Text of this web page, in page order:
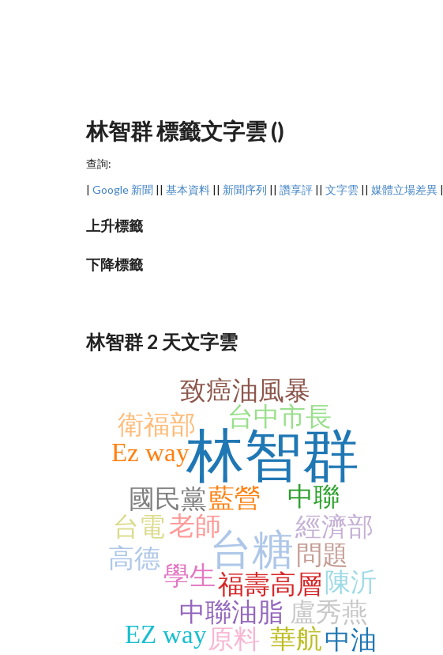
林智群 標籤文字雲 ()
查詢:
| Google 新聞|| 基本資料|| 新聞序列 || 讚享評|| 文字雲|| 媒體立場差異|
上升標籤
下降標籤
林智群 2 天文字雲
林智群
台糖
藍營
衛福部
中聯
台中市長
福壽高層
老師
中聯油脂
經濟部
致癌油風暴
問題
學生
原料
國民黨
盧秀燕
華航
台電
EZ way
陳沂
中油
高德
Ez way